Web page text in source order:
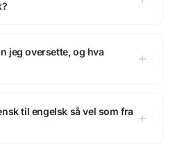
jeg oversette, og hva
til engelsk så vel som fra